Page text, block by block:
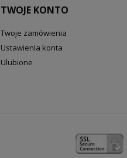
TWOJE KONTO
Twoje zamówienia
Ustawienia konta
Ulubione